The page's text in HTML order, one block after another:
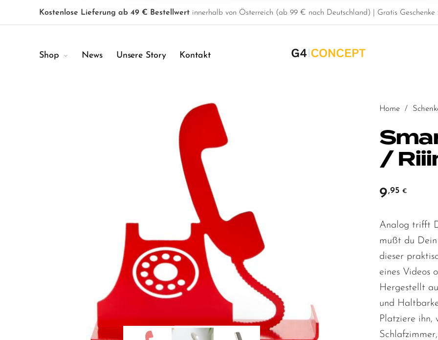
Kostenlose Lieferung ab 49 € Bestellwert innerhalb von Österreich (ab 99 € nach Deutschland) | Gratis Geschenke
Shop News Unsere Story Kontakt
Home /
/
9,95 €
Analog trifft
mußt du
dieser
eines Videos
Hergestellt
und
Platziere ihn,